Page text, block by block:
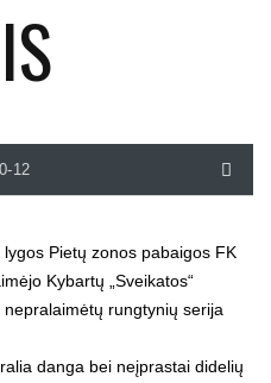
12
Pietų zonos pabaigos FK
Kybartų „Sveikatos“
rungtynių serija
danga bei neįprastai didelių